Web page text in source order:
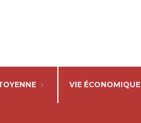
VIE ÉCONOMIQUE